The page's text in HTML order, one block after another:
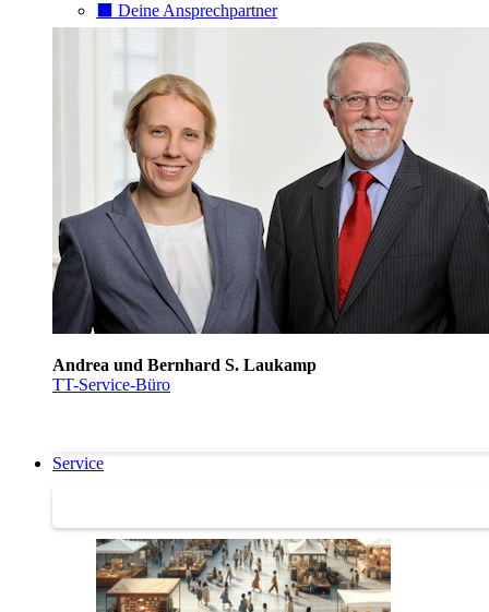
⬛️ Deine Ansprechpartner
Andrea und Bernhard S. Laukamp
TT-Service-Büro
Service